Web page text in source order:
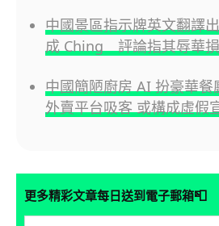
中國景區指示牌英文翻譯
成 Ching 評論指其辱華
中國簡陋廚房 AI 扮豪華餐
外賣平台吸客 或構成虛假
更多精彩文章每日送到電子郵箱📮